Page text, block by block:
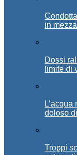
in
Dossi
limite di
doloso
Troppi